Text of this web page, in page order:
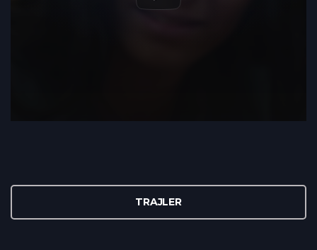
TRAJLER